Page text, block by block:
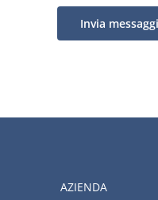
Invia
AZIENDA